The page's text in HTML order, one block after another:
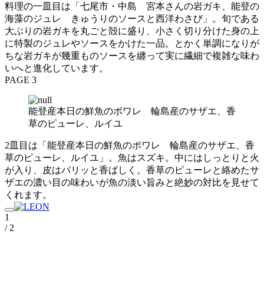
料理の一皿目は「七尾市・中島 宮本さんの岩ガキ、能登の
海藻のジュレ きゅうりのソースと西洋わさび」。旬である
大ぶりの岩ガキを丸ごと殻に盛り、小さく切り分けた身の上
に特製のジュレやソースをかけた一品。とかく単調になりが
ちな岩ガキが幾重ものソースを纏って実に繊細で複雑な味わ
いへと進化しています。
PAGE 3
能登産本日の鮮魚のポワレ 輪島産のサザエ、香
草のピューレ、ルイユ
2皿目は「能登産本日の鮮魚のポワレ 輪島産のサザエ、香
草のピューレ、ルイユ」。魚はスズキ。中にはしっとりと火
が入り、皮はパリッと香ばしく。香草のピューレと絡めたサ
ザエの濃い目の味わいが魚の淡い旨みと絶妙の対比を見せて
くれます。
1
/ 2